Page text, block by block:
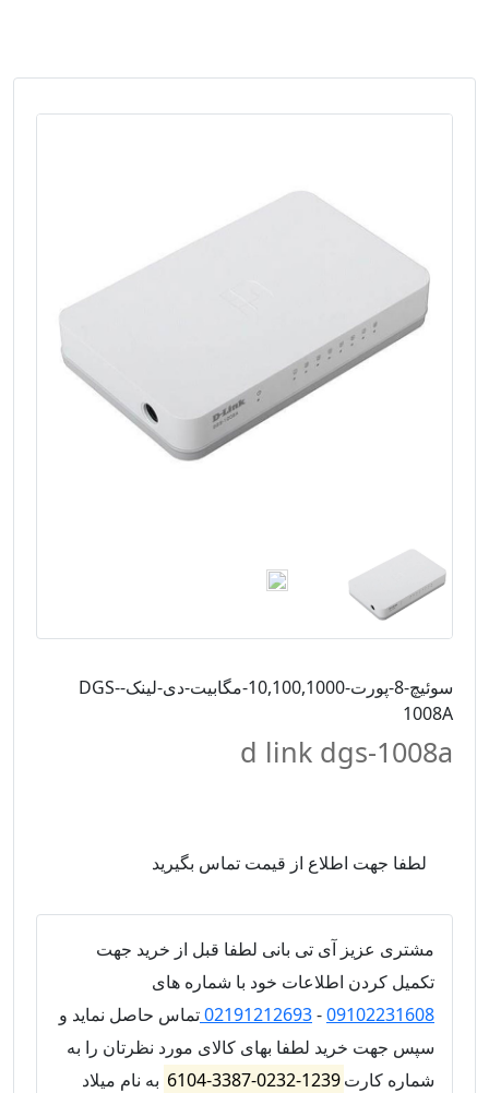
سوئیچ-8-پورت-10,100,1000-مگابیت-دی-لینک-DGS-
1008A
d link dgs-1008a
لطفا جهت اطلاع از قیمت تماس بگیرید
مشتری عزیز آی تی بانی لطفا قبل از خرید جهت
تکمیل کردن اطلاعات خود با شماره های
09102231608
-
02191212693تماس حاصل نماید و
سپس جهت خرید لطفا بهای کالای مورد نظرتان را به
شماره کارت1239-0232-3387-6104
به نام میلاد